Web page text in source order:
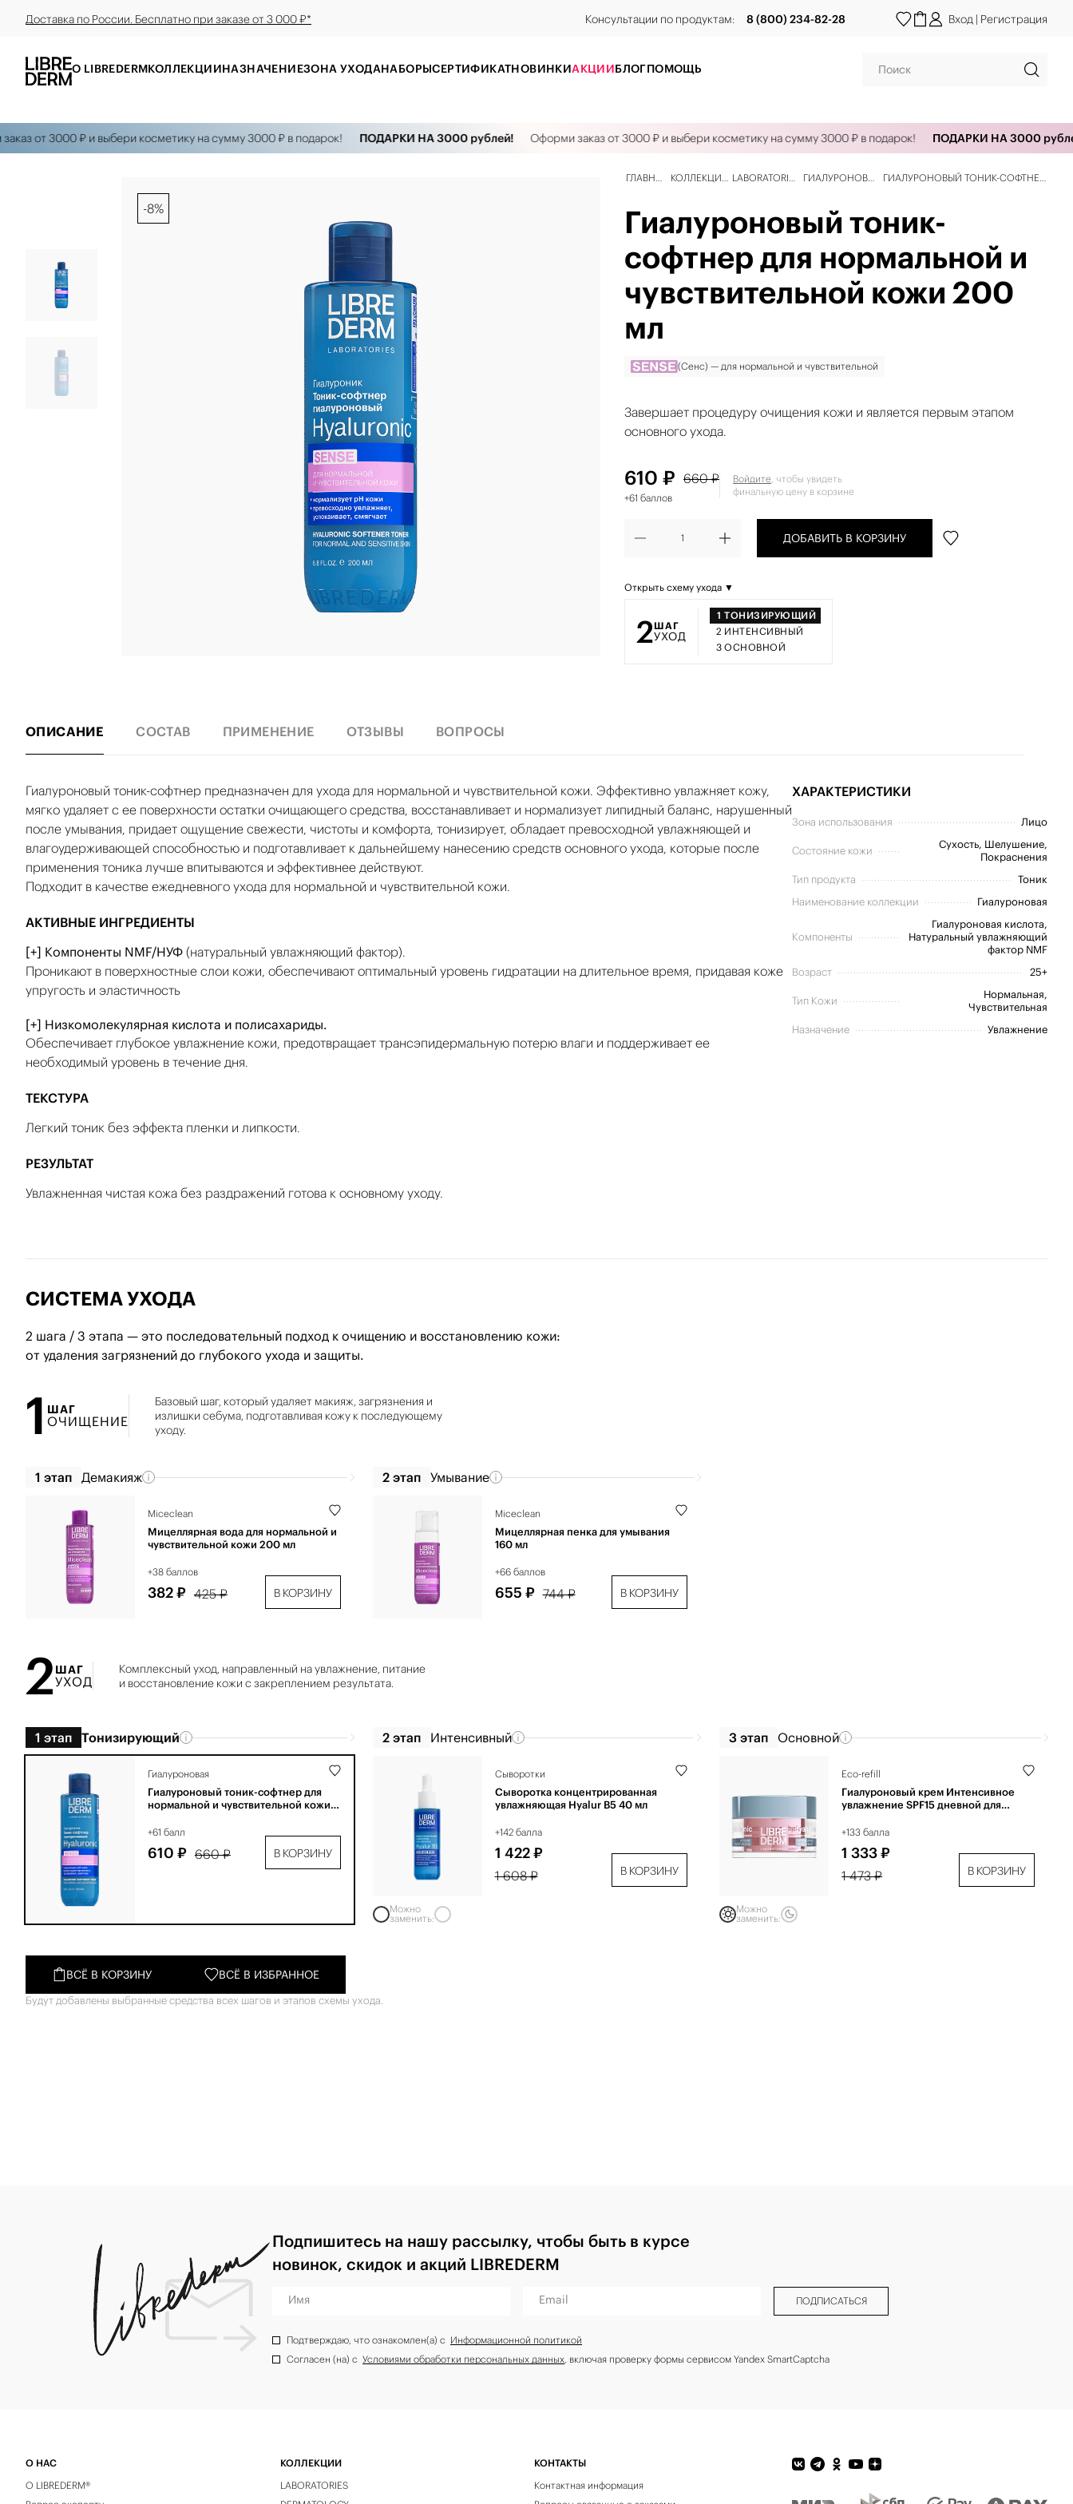
Доставка по России. Бесплатно при заказе от 3 000 ₽* Консультации по продуктам: 8 (800) 234-82-28
О LIBREDERMКОЛЛЕКЦИИНАЗНАЧЕНИЕЗОНА УХОДАНАБОРЫCЕРТИФИКАТНОВИНКИАКЦИИБЛОГПОМОЩЬ
Вход | Регистрация
от 3000 ₽ и выбери косметику на сумму 3000 ₽ в подарок! ПОДАРКИ НА 3000 рублей! Оформи заказ от 3000 ₽ и выбери косметику на сумму 3000 ₽ в подарок! ПОДАРКИ НА 3000 рублей!
ГЛАВНАЯ КОЛЛЕКЦИИ LABORATORIES ГИАЛУРОНОВАЯ
ГИАЛУРОНОВЫЙ ТОНИК-СОФТНЕР
Гиалуроновый тоник-
софтнер для нормальной и
чувствительной кожи 200
мл
-8%
(Сенс) — для нормальной и чувствительной
Завершает процедуру очищения кожи и является первым этапом
основного ухода.
+61 баллов
610 ₽ 660 ₽ Войдите, чтобы увидеть
финальную цену в корзине
ДОБАВИТЬ В КОРЗИНУ
Открыть схему ухода ▼
2ШАГ
УХОД
1 ТОНИЗИРУЮЩИЙ
2 ИНТЕНСИВНЫЙ
3 ОСНОВНОЙ
ОПИСАНИЕ СОСТАВ ПРИМЕНЕНИЕ ОТЗЫВЫ ВОПРОСЫ
Гиалуроновый тоник-софтнер предназначен для ухода для нормальной и чувствительной кожи. Эффективно увлажняет кожу,
мягко удаляет с ее поверхности остатки очищающего средства, восстанавливает и нормализует липидный баланс, нарушенный
после умывания, придает ощущение свежести, чистоты и комфорта, тонизирует, обладает превосходной увлажняющей и
влагоудерживающей способностью и подготавливает к дальнейшему нанесению средств основного ухода, которые после
применения тоника лучше впитываются и эффективнее действуют.
Подходит в качестве ежедневного ухода для нормальной и чувствительной кожи.
АКТИВНЫЕ ИНГРЕДИЕНТЫ
[+] Компоненты NMF/НУФ (натуральный увлажняющий фактор).
Проникают в поверхностные слои кожи, обеспечивают оптимальный уровень гидратации на длительное время, придавая коже
упругость и эластичность
[+] Низкомолекулярная кислота и полисахариды.
Обеспечивает глубокое увлажнение кожи, предотвращает трансэпидермальную потерю влаги и поддерживает ее
необходимый уровень в течение дня.
ТЕКСТУРА
Легкий тоник без эффекта пленки и липкости.
РЕЗУЛЬТАТ
Увлажненная чистая кожа без раздражений готова к основному уходу.
ХАРАКТЕРИСТИКИ
Зона использования Лицо
Состояние кожи
Сухость, Шелушение,
Покраснения
Тип продукта
Тоник
Наименование коллекции
Гиалуроновая
Компоненты
Гиалуроновая кислота,
Натуральный увлажняющий
фактор NMF
Возраст
25+
Тип Кожи
Нормальная,
Чувствительная
Назначение
Увлажнение
СИСТЕМА УХОДА
2 шага / 3 этапа — это последовательный подход к очищению и восстановлению кожи:
от удаления загрязнений до глубокого ухода и защиты.
1 ШАГ
ОЧИЩЕНИЕ
Базовый шаг, который удаляет макияж, загрязнения и
излишки себума, подготавливая кожу к последующему
уходу.
1 этап Демакияж
Miceclean
Мицеллярная вода для нормальной и
чувствительной кожи 200 мл
+38 баллов
382 ₽ 425 ₽ В КОРЗИНУ
2 этап Умывание
Miceclean
Мицеллярная пенка для умывания
160 мл
+66 баллов
655 ₽ 744 ₽ В КОРЗИНУ
2 ШАГ
УХОД
Комплексный уход, направленный на увлажнение, питание
и восстановление кожи с закреплением результата.
1 этап Тонизирующий
Гиалуроновая
Гиалуроновый тоник-софтнер для
нормальной и чувствительной кожи
+61 балл
610 ₽ 660 ₽ В КОРЗИНУ
2 этап Интенсивный
Сыворотки
Сыворотка концентрированная
увлажняющая Hyalur B5 40 мл
+142 балла
1 422 ₽
1 608 ₽ В КОРЗИНУ
Можно
заменить:
3 этап Основной
Eco-refill
Гиалуроновый крем Интенсивное
увлажнение SPF15 дневной для
50 мл
+133 балла
1 333 ₽
1 473 ₽ В КОРЗИНУ
Можно
заменить:
ВСЁ В КОРЗИНУ ВСЁ В ИЗБРАННОЕ
Будут добавлены выбранные средства всех шагов и этапов схемы ухода.
Подпишитесь на нашу рассылку, чтобы быть в курсе
новинок, скидок и акций LIBREDERM
Имя Email ПОДПИСАТЬСЯ
Подтверждаю, что ознакомлен(а) с Информационной политикой
Согласен (на) с Условиями обработки персональных данных, включая проверку формы сервисом Yandex SmartCaptcha
О НАС
О LIBREDERM®
КОЛЛЕКЦИИ
LABORATORIES
КОНТАКТЫ
Контактная информация